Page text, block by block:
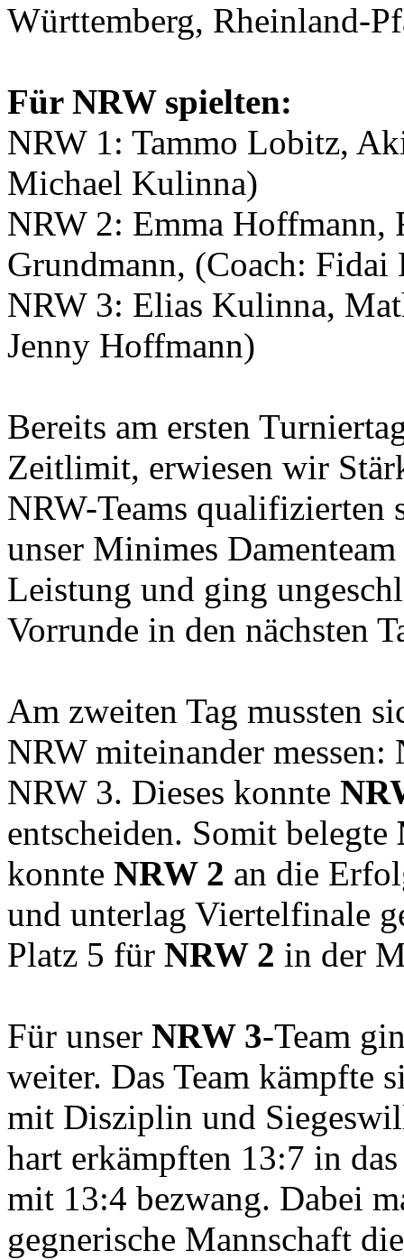
Württemberg, Rheinland-
Für NRW spielten:
NRW 1: Tammo Lobitz,
Michael Kulinna)
NRW 2: Emma Hoffmann,
Grundmann, (Coach: Fidai
NRW 3: Elias Kulinna,
Jenny Hoffmann)
Bereits am ersten
Zeitlimit, erwiesen wir
NRW-Teams
unser Minimes
Leistung und ging
Vorrunde in den nächsten
Am zweiten Tag mussten
NRW miteinander
NRW 3. Dieses konnte
entscheiden. Somit belegte
konnte NRW 2 an die
und unterlag Viertelfinale
Platz 5 für NRW 2 in der
Für unser NRW 3-Team
weiter. Das Team kämpfte
mit Disziplin und
hart erkämpften 13:7 in
mit 13:4 bezwang. Dabei
gegnerische Mannschaft